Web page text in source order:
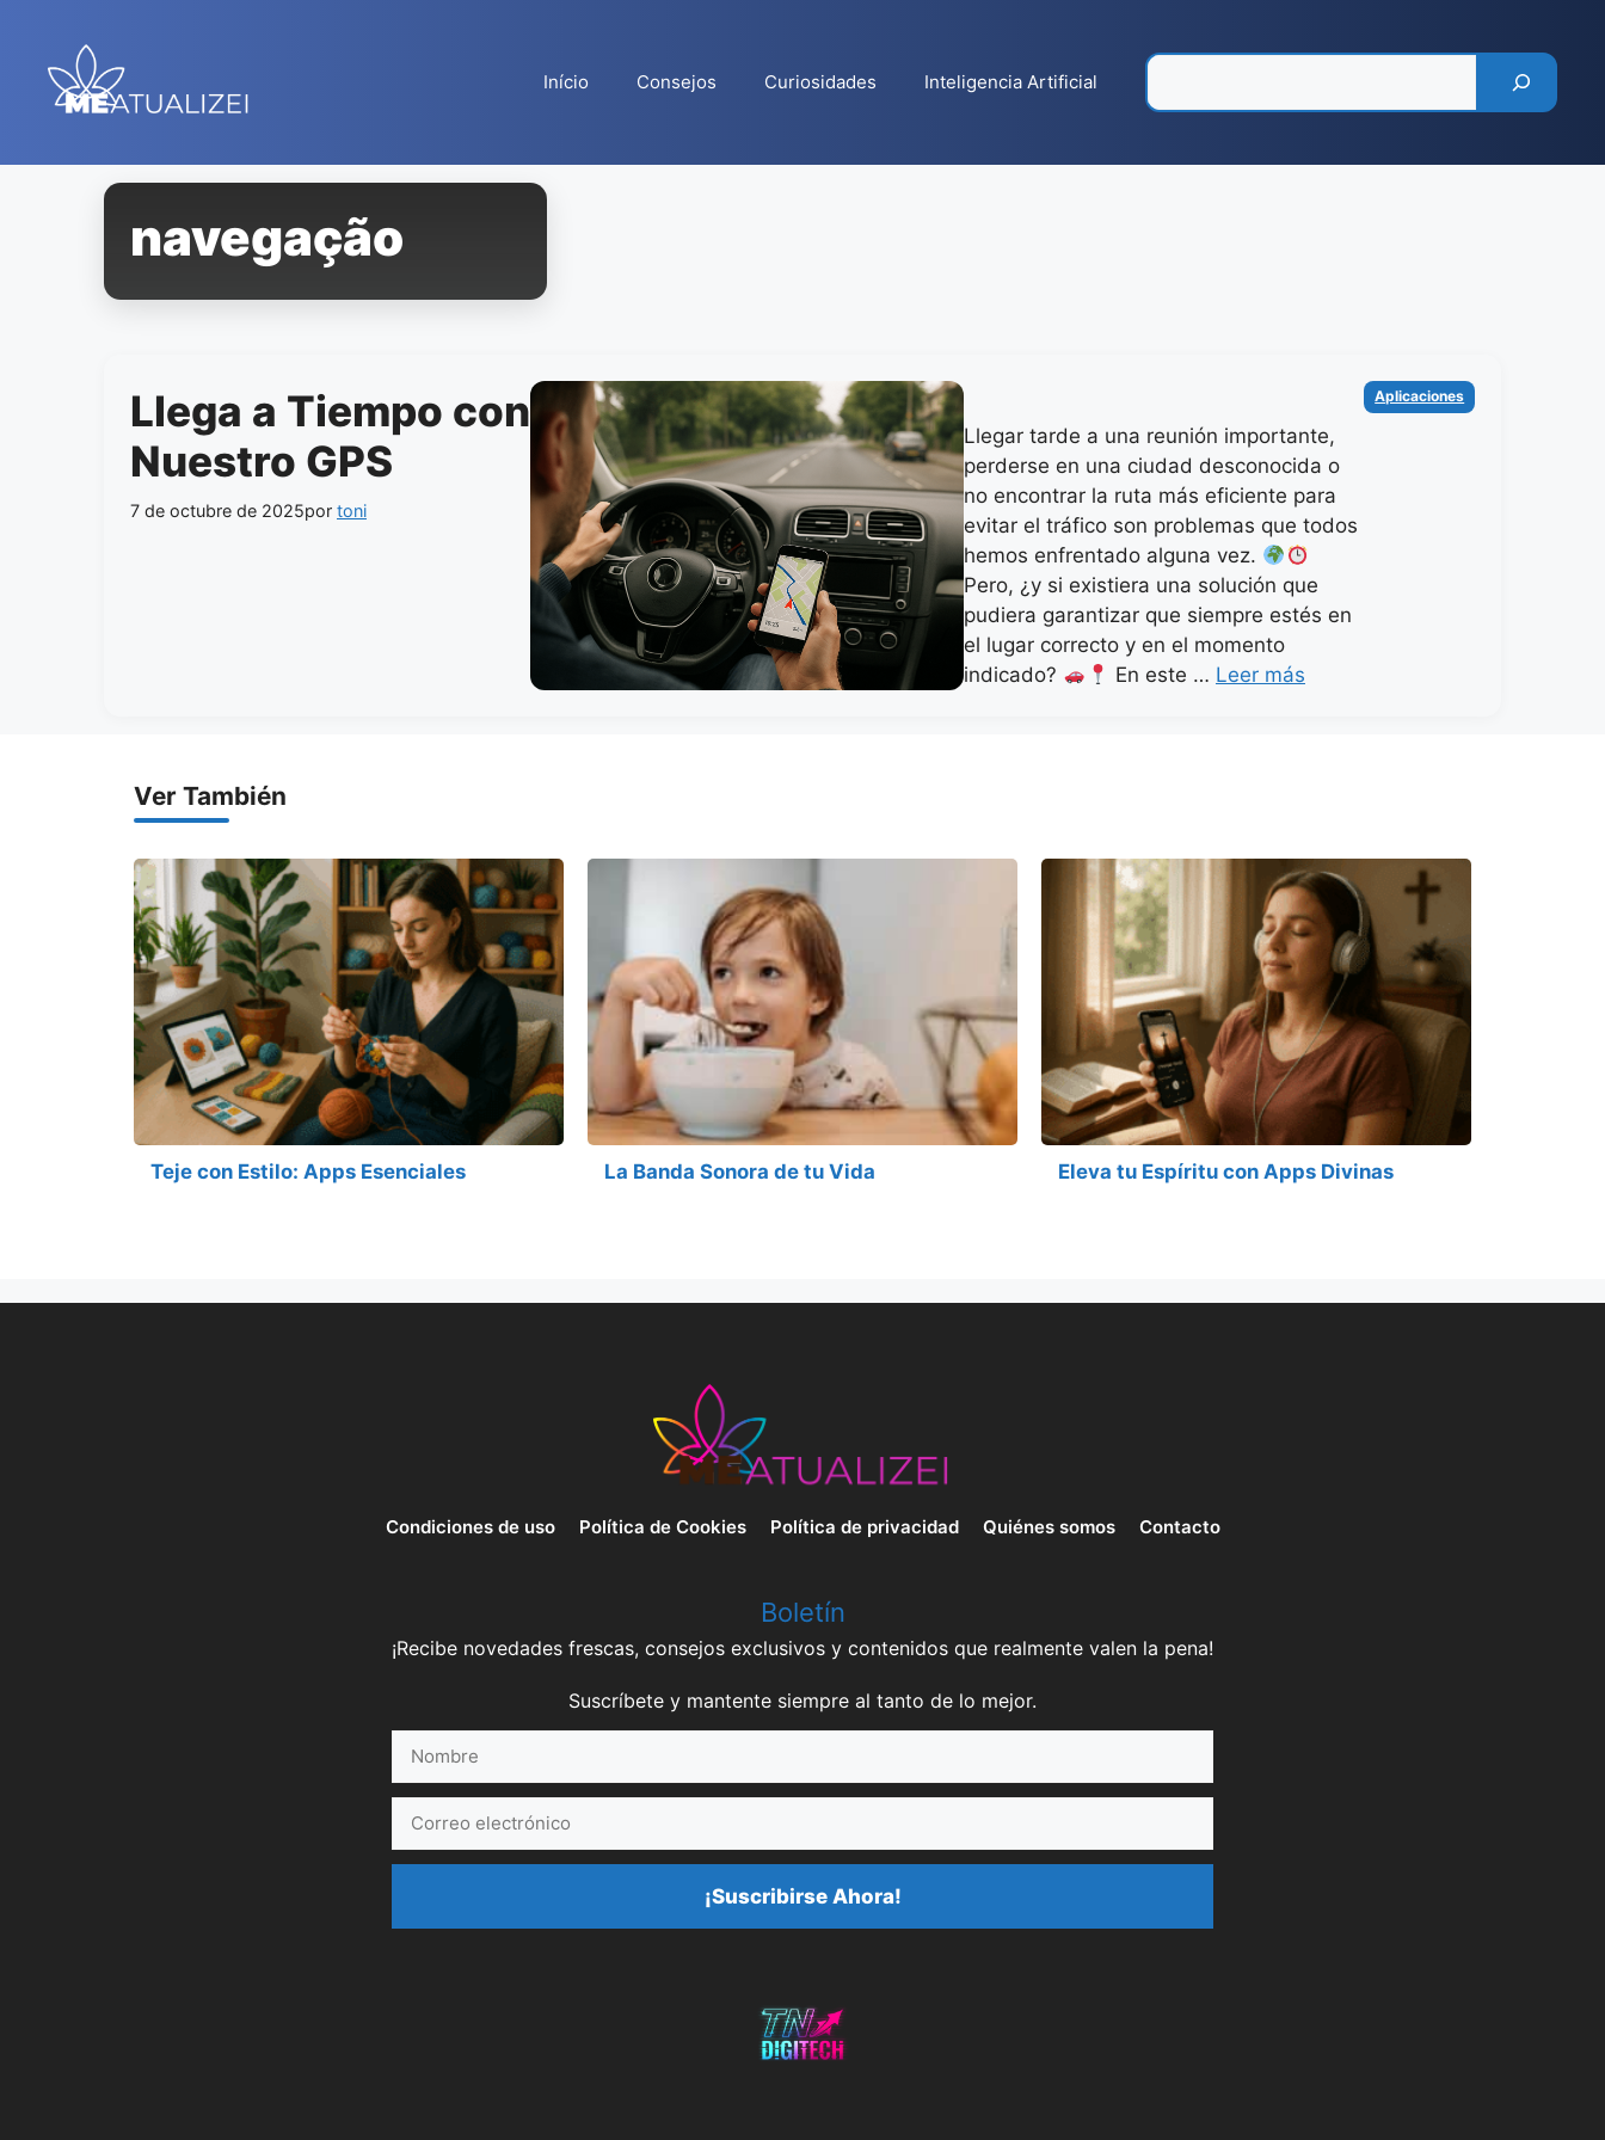
contenido
Início Consejos Curiosidades Inteligencia Artificial
navegação
Llega a Tiempo con
Nuestro GPS
7 de octubre de 2025por toni
Llegar tarde a una reunión importante,
perderse en una ciudad desconocida o
no encontrar la ruta más eficiente para
evitar el tráfico son problemas que todos
hemos enfrentado alguna vez.
Pero, ¿y si existiera una solución que
pudiera garantizar que siempre estés en
el lugar correcto y en el momento
indicado?
En este … Leer más
Categorías
Aplicaciones
Ver También
Teje con Estilo: Apps Esenciales La Banda Sonora de tu Vida Eleva tu Espíritu con Apps Divinas
Condiciones de uso Política de Cookies Política de privacidad Quiénes somos Contacto
Boletín
¡Recibe novedades frescas, consejos exclusivos y contenidos que realmente valen la pena!
Suscríbete y mantente siempre al tanto de lo mejor.
electrónico
¡Suscribirse Ahora!